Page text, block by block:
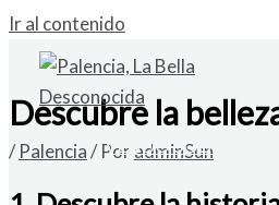
Ir al contenido
VENDO SOLAR
Descubre la
/Palencia/ Por adminSun